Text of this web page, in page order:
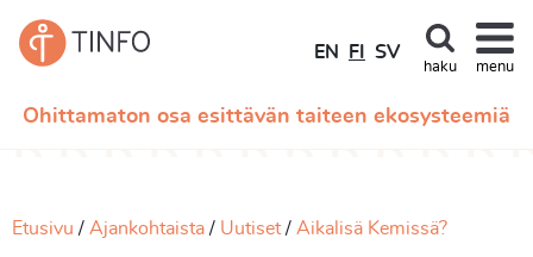
Ohittamaton osa esittävän taiteen ekosysteemiä
EN FI SV
haku menu
Etusivu Ajankohtaista Uutiset Aikalisä Kemissä?